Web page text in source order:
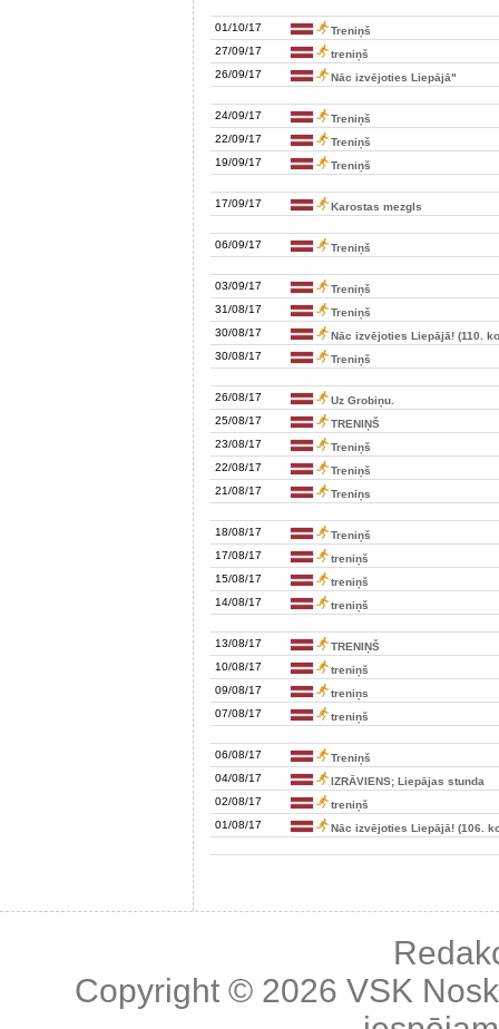
01/10/17
Treniņš
27/09/17
treniņš
26/09/17
Nāc izvējoties Liepājā"
24/09/17
Treniņš
22/09/17
Treniņš
19/09/17
Treniņš
17/09/17 Karostas mezgls
06/09/17 Treniņš
03/09/17
Treniņš
31/08/17
Treniņš
30/08/17
Nāc izvējoties Liepājā! (110.
30/08/17
Treniņš
26/08/17
Uz Grobiņu.
25/08/17
TRENIŅŠ
23/08/17
Treniņš
22/08/17
Treniņš
21/08/17
Treniņs
18/08/17
Treniņš
17/08/17
treniņš
15/08/17
treniņš
14/08/17
treniņš
13/08/17
TRENIŅŠ
10/08/17
treniņš
09/08/17
treniņs
07/08/17
treniņš
06/08/17
Treniņš
04/08/17
IZRĀVIENS; Liepājas stunda
02/08/17
treniņš
01/08/17
Nāc izvējoties Liepājā! (106.
Copyright © 2026 VSK